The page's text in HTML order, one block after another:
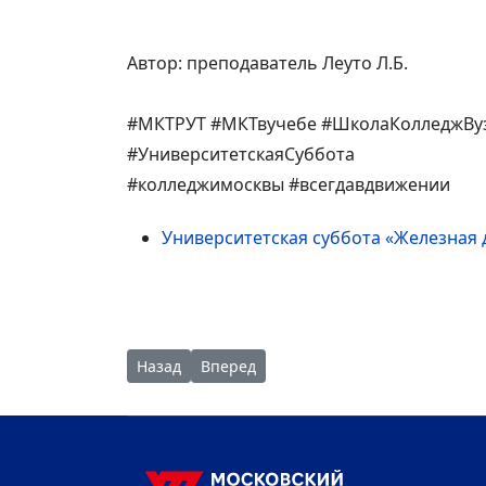
Автор: преподаватель Леуто Л.Б.
#МКТРУТ #МКТвучебе
#УниверситетскаяСуббота
#колледжимосквы #всегдавдвижении
Университетская суббота «Железная
Предыдущий: Университетская суббота -
Назад Следующий: Концерт для
Вперед